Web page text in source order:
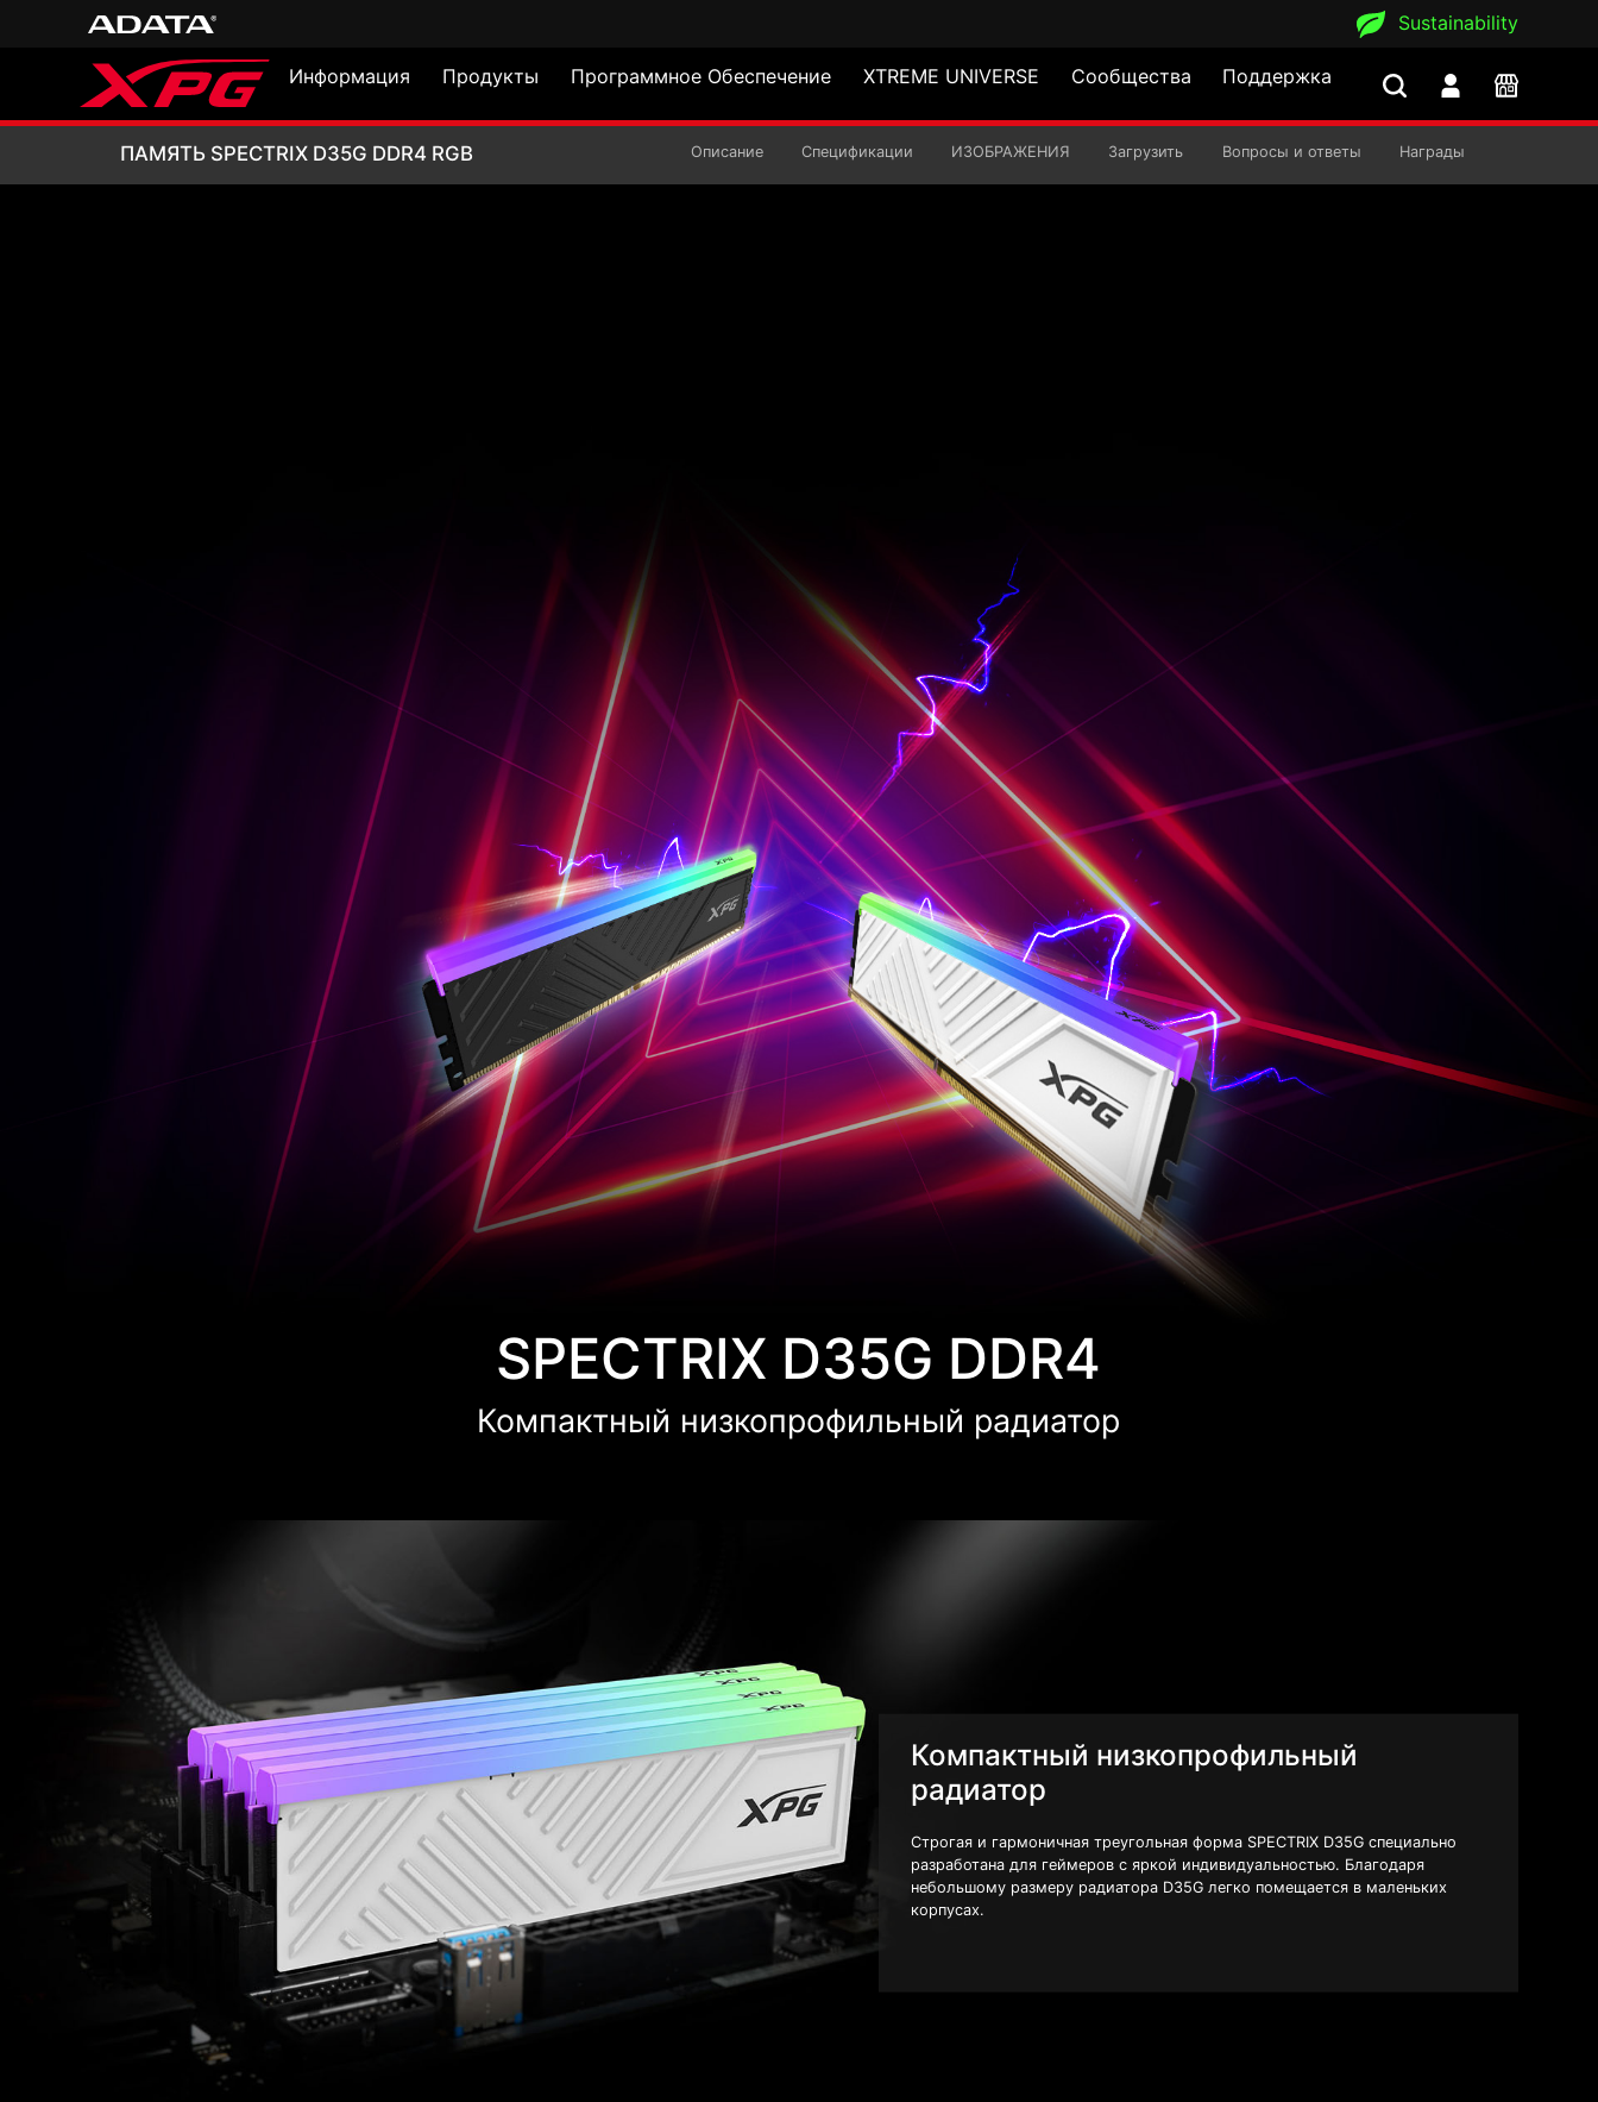
Sustainability
Информация Продукты Программное Обеспечение XTREME UNIVERSE Сообщества Поддержка
ПАМЯТЬ SPECTRIX D35G DDR4 RGB
ПАМЯТЬ SPECTRIX D35G DDR4 RGB Описание Спецификации ИЗОБРАЖЕНИЯ Загрузить Вопросы и ответы Награды
SPECTRIX D35G DDR4
Компактный низкопрофильный радиатор
Компактный низкопрофильный
радиатор
Строгая и гармоничная треугольная форма SPECTRIX D35G специально
разработана для геймеров с яркой индивидуальностью. Благодаря
небольшому размеру радиатора D35G легко помещается в маленьких
корпусах.